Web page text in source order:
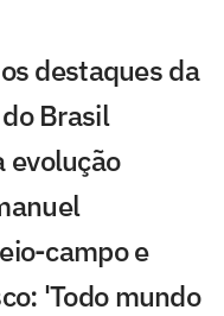
destaques da
Brasil
evolução
campo e
'Todo mundo